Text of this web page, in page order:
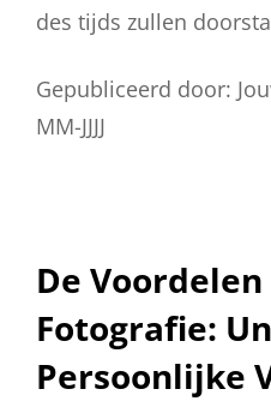
des tijds zullen
Gepubliceerd door:
MM-JJJJ
De
Fotografie:
Persoonlijke